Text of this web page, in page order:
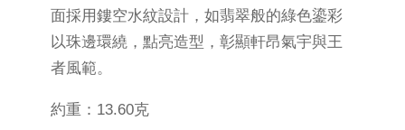
面採用鏤空水紋設計，如翡翠般的綠色鎏彩
以珠邊環繞，點亮造型，彰顯軒昂氣宇與王
者風範。
約重：13.60克